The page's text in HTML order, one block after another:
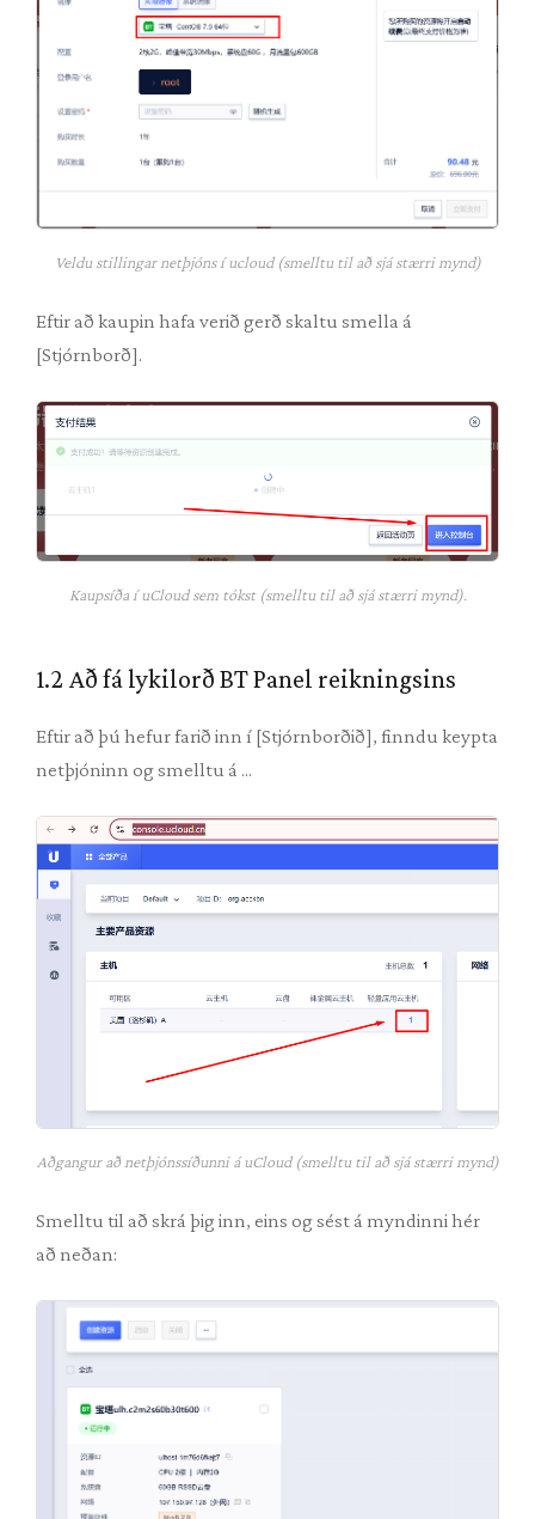
Veldu stillingar netþjóns í ucloud (smelltu til að sjá stærri mynd)
Eftir að kaupin hafa verið gerð skaltu smella á
[Stjórnborð].
Kaupsíða í uCloud sem tókst (smelltu til að sjá stærri mynd).
1.2 Að fá lykilorð BT Panel reikningsins
Eftir að þú hefur farið inn í [Stjórnborðið], finndu keypta
netþjóninn og smelltu á ...
Aðgangur að netþjónssíðunni á uCloud (smelltu til að sjá stærri mynd)
Smelltu til að skrá þig inn, eins og sést á myndinni hér
að neðan: